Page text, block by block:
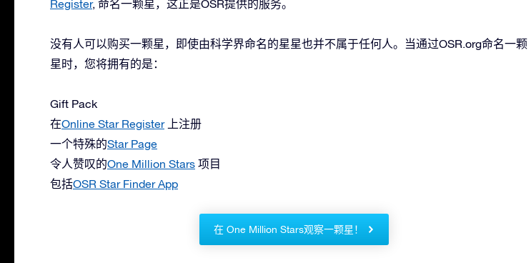
Register, 命名一颗星，这正是OSR提供的服务。
没有人可以购买一颗星，即使由科学界命名的星星也并不属于任何人。当通过OSR.org命名一颗
星时，您将拥有的是：
Gift Pack
在Online Star Register上注册
一个特殊的Star Page
令人赞叹的One Million Stars 项目
包括OSR Star Finder App
在 One Million Stars观察一颗星！